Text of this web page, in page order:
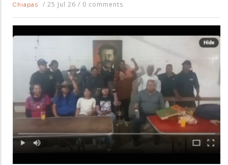
Chiapas
/ 25 Jul 26 / 0 comments